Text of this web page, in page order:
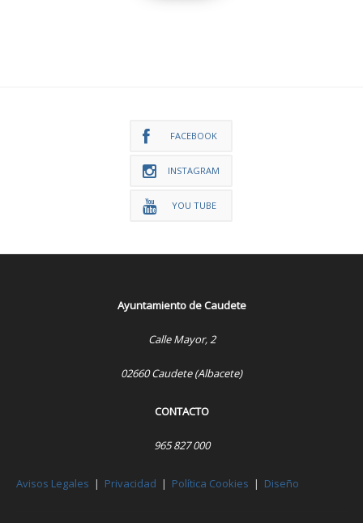
FACEBOOK
INSTAGRAM
YOU TUBE
Ayuntamiento de Caudete
Calle Mayor, 2
02660 Caudete (Albacete)
CONTACTO
965 827 000
Avisos Legales | Privacidad | Política Cookies | Diseño